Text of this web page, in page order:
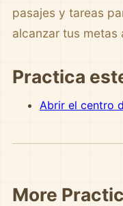
pasajes y tareas
alcanzar tus metas
Practica
Abrir el centro
More